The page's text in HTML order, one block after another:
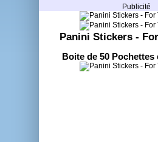
Publicité
Panini Stickers -
Boite de 50 Pochettes